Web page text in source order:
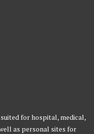
for hospital, medical,
as personal sites for